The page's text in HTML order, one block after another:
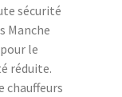
sécurité
Manche
le
réduite.
chauffeurs